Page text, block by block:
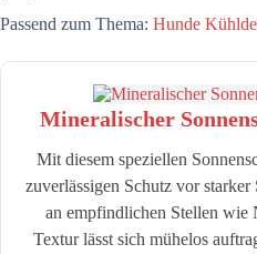
Passend zum Thema: Hunde
Mineralischer
Mit diesem speziellen
zuverlässigen Schutz vor
an empfindlichen Stellen wie
Textur lässt sich mühelos